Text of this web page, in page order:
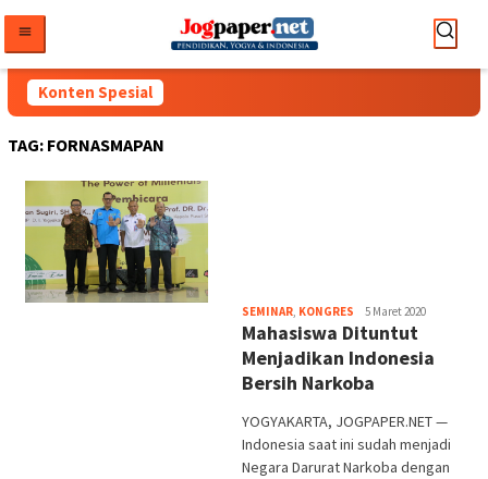
konten
Konten Spesial
TAG: FORNASMAPAN
SEMINAR, KONGRES Heri
Purwata
5 Maret 2020
Mahasiswa Dituntut
Menjadikan Indonesia
Bersih Narkoba
YOGYAKARTA, JOGPAPER.NET —
Indonesia saat ini sudah menjadi
Negara Darurat Narkoba dengan